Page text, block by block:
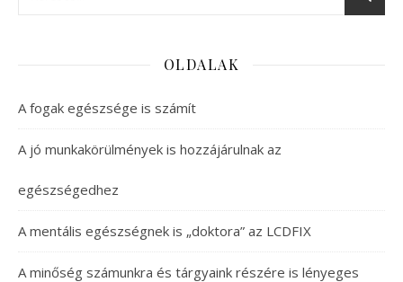
OLDALAK
A fogak egészsége is számít
A jó munkakörülmények is hozzájárulnak az
egészségedhez
A mentális egészségnek is „doktora” az LCDFIX
A minőség számunkra és tárgyaink részére is lényeges